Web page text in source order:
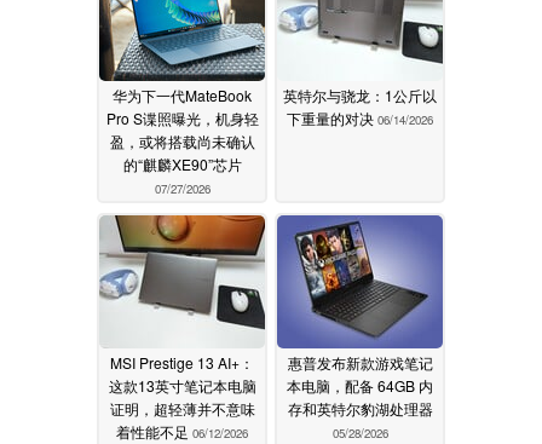
华为下一代MateBook
Pro S谍照曝光，机身轻
盈，或将搭载尚未确认
的“麒麟XE90”芯片
07/27/2026
英特尔与骁龙：1公斤以
下重量的对决 06/14/2026
MSI Prestige 13 AI+：
这款13英寸笔记本电脑
证明，超轻薄并不意味
着性能不足 06/12/2026
惠普发布新款游戏笔记
本电脑，配备 64GB 内
存和英特尔豹湖处理器
05/28/2026